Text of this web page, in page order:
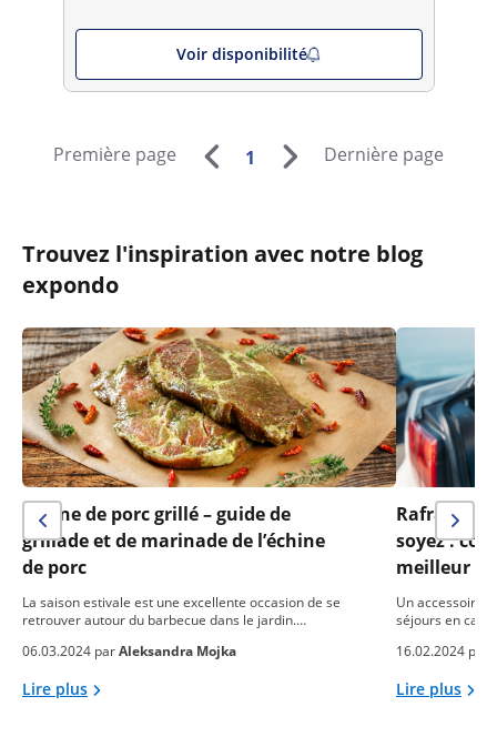
Voir disponibilité
Première page 1 Dernière page
Trouvez l'inspiration avec notre blog
expondo
Échine de porc grillé – guide de
grillade et de marinade de l’échine
de porc
La saison estivale est une excellente occasion de se
retrouver autour du barbecue dans le jardin.…
06.03.2024 parAleksandra Mojka
Lire plus
soyez :
meilleur
Un accessoire
séjours en
16.02.2024 par
Lire plus